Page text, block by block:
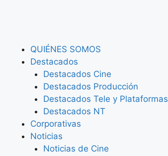
QUIÉNES SOMOS
Destacados
Destacados Cine
Destacados Producción
Destacados Tele y Plataformas
Destacados NT
Corporativas
Noticias
Noticias de Cine